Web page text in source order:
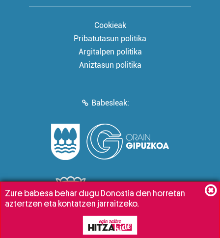
Cookieak
Pribatutasun politika
Argitalpen politika
Aniztasun politika
Babesleak:
Zure babesa behar dugu Donostia den horretan
aztertzen eta kontatzen jarraitzeko.